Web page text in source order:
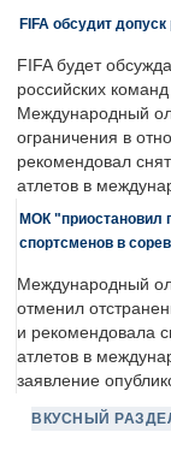
FIFA обсудит
FIFA будет
российских
Международный
ограничения в
рекомендовал
атлетов в
МОК "приостановил
спортсменов в
Международный
отменил
и рекомендовала
атлетов в
заявление
ВКУСНЫЙ